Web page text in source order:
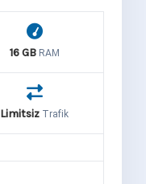
16 GB RAM
Limitsiz Trafik